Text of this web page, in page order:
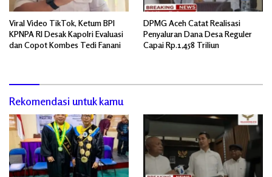
Viral Video TikTok, Ketum BPI
KPNPA RI Desak Kapolri Evaluasi
dan Copot Kombes Tedi Fanani
DPMG Aceh Catat Realisasi
Penyaluran Dana Desa Reguler
Capai Rp.1,458 Triliun
Rekomendasi untuk kamu